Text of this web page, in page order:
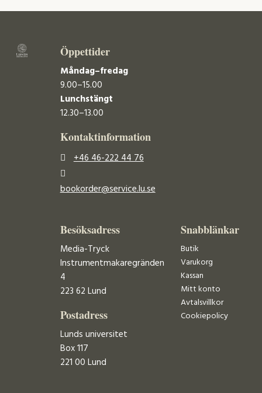
Öppettider
Måndag–fredag
9.00–15.00
Lunchstängt
12.30–13.00
Kontaktinformation
+46 46-222 44 76
bookorder@service.lu.se
Besöksadress
Media-Tryck
Instrumentmakaregränden
4
223 62 Lund
Postadress
Lunds universitet
Box 117
221 00 Lund
Snabblänkar
Butik
Varukorg
Kassan
Mitt konto
Avtalsvillkor
Cookiepolicy